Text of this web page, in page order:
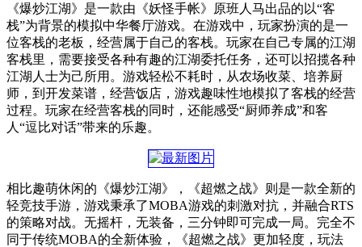
《爆炒江湖》是一款由《妖怪手帐》原班人马出品的以“客
栈”为背景的模拟中华餐厅游戏。在游戏中，玩家扮演的是一
位客栈的老板，经营属于自己的客栈。玩家在自己专属的江湖
客栈里，需要接受各种有趣的江湖委托任务，还可以招揽各种
江湖人士为己所用。游戏轻松不耗时，从农场收菜、培养厨
师，到开发菜谱，经营饭店，游戏趣味性地模拟了客栈的经营
过程。玩家在经营客栈的同时，还能感受“厨师养成”和客
人“逗比对话”带来的乐趣。
相比趣萌休闲的《爆炒江湖》，《超燃之战》则是一款全新的
轻竞技手游，游戏秉承了MOBA游戏的刺激对抗，并融合RTS
的策略对战。无摇杆，无装备，三分钟即可完成一局。完全不
同于传统MOBA的全新体验，《超燃之战》更加轻度，玩法